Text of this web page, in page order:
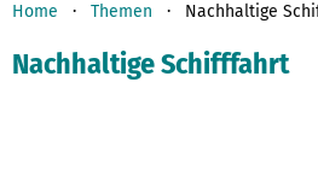
Home Themen Nachhaltige
NachhaltigeSchifffahrt